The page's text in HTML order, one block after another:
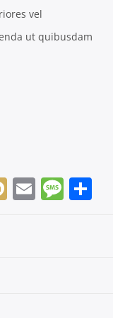
vel
ut quibusdam
MixiEmail